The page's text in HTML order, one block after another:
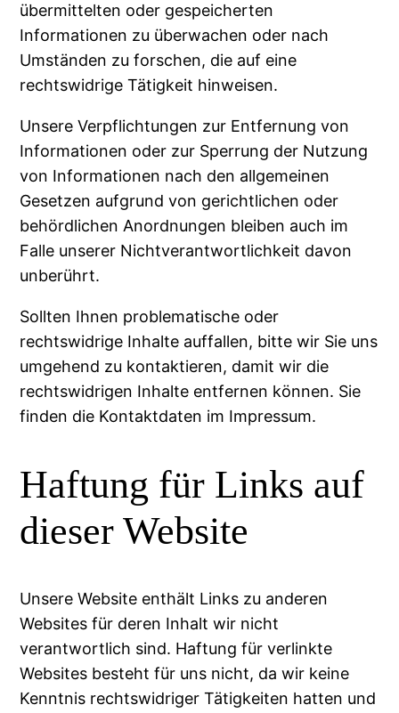
übermittelten oder gespeicherten
Informationen zu überwachen oder nach
Umständen zu forschen, die auf eine
rechtswidrige Tätigkeit hinweisen.
Unsere Verpflichtungen zur Entfernung von
Informationen oder zur Sperrung der Nutzung
von Informationen nach den allgemeinen
Gesetzen aufgrund von gerichtlichen oder
behördlichen Anordnungen bleiben auch im
Falle unserer Nichtverantwortlichkeit davon
unberührt.
Sollten Ihnen problematische oder
rechtswidrige Inhalte auffallen, bitte wir Sie uns
umgehend zu kontaktieren, damit wir die
rechtswidrigen Inhalte entfernen können. Sie
finden die Kontaktdaten im Impressum.
Haftung für Links auf
dieser Website
Unsere Website enthält Links zu anderen
Websites für deren Inhalt wir nicht
verantwortlich sind. Haftung für verlinkte
Websites besteht für uns nicht, da wir keine
Kenntnis rechtswidriger Tätigkeiten hatten und